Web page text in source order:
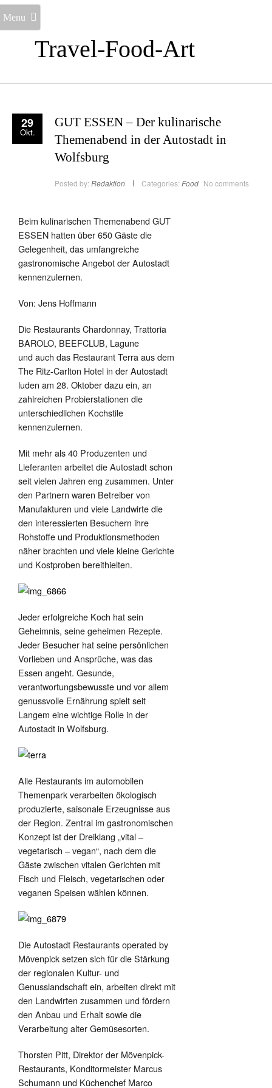
Travel-Food-Art
Menu
29
Okt.
GUT ESSEN – Der kulinarische
Themenabend in der Autostadt in
Wolfsburg
Posted by: Redaktion Categories: Food No comments
Beim kulinarischen Themenabend GUT
ESSEN hatten über 650 Gäste die
Gelegenheit, das umfangreiche
gastronomische Angebot der Autostadt
kennenzulernen.
Von: Jens Hoffmann
Die Restaurants Chardonnay, Trattoria
BAROLO, BEEFCLUB, Lagune
und auch das Restaurant Terra aus dem
The Ritz-Carlton Hotel in der Autostadt
luden am 28. Oktober dazu ein, an
zahlreichen Probierstationen die
unterschiedlichen Kochstile
kennenzulernen.
Mit mehr als 40 Produzenten und
Lieferanten arbeitet die Autostadt schon
seit vielen Jahren eng zusammen. Unter
den Partnern waren Betreiber von
Manufakturen und viele Landwirte die
den interessierten Besuchern ihre
Rohstoffe und Produktionsmethoden
näher brachten und viele kleine Gerichte
und Kostproben bereithielten.
Jeder erfolgreiche Koch hat sein
Geheimnis, seine geheimen Rezepte.
Jeder Besucher hat seine persönlichen
Vorlieben und Ansprüche, was das
Essen angeht. Gesunde,
verantwortungsbewusste und vor allem
genussvolle Ernährung spielt seit
Langem eine wichtige Rolle in der
Autostadt in Wolfsburg.
Alle Restaurants im automobilen
Themenpark verarbeiten ökologisch
produzierte, saisonale Erzeugnisse aus
der Region. Zentral im gastronomischen
Konzept ist der Dreiklang „vital –
vegetarisch – vegan“, nach dem die
Gäste zwischen vitalen Gerichten mit
Fisch und Fleisch, vegetarischen oder
veganen Speisen wählen können.
Die Autostadt Restaurants operated by
Mövenpick setzen sich für die Stärkung
der regionalen Kultur- und
Genusslandschaft ein, arbeiten direkt mit
den Landwirten zusammen und fördern
den Anbau und Erhalt sowie die
Verarbeitung alter Gemüsesorten.
Thorsten Pitt, Direktor der Mövenpick-
Restaurants, Konditormeister Marcus
Schumann und Küchenchef Marco